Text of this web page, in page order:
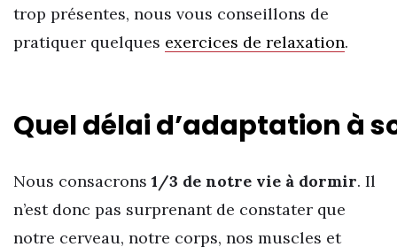
trop présentes, nous vous conseillons de
pratiquer quelques exercices de relaxation.
Quel délai d’adaptation à
Nous consacrons 1/3 de notre vie à dormir. Il
n’est donc pas surprenant de constater que
notre cerveau, notre corps, nos muscles et